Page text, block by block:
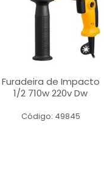
Furadeira de Impacto
1/2 710w 220v Dw
Código: 49845